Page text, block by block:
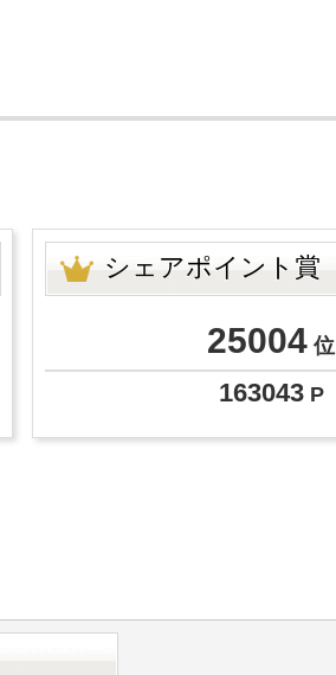
シェアポイント賞
25004 位
163043P